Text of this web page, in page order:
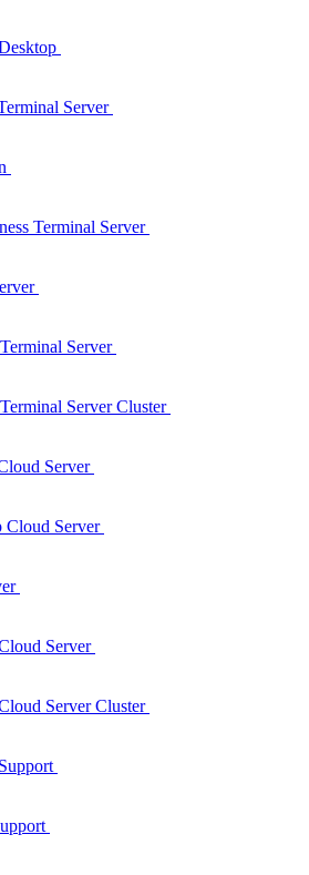
Server
Terminal Server
Server
Server Cluster
Server
Cloud Server
Server
Server Cluster